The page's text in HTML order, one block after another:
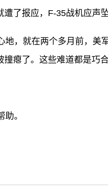
了报应，F-35战机应声坠
，就在两个多月前，美
瘪了。这些难道都是巧合
。